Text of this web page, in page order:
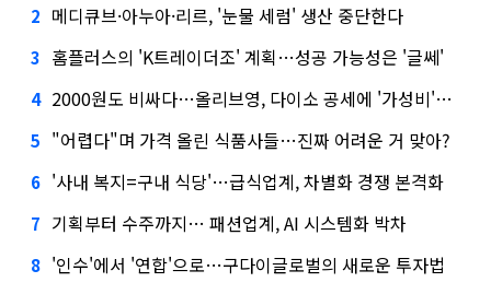
2 메디큐브·아누아·리르, '눈물 세럼' 생산 중단한다
3 홈플러스의 'K트레이더조' 계획…성공 가능성은 '글쎄'
4 2000원도 비싸다…올리브영, 다이소 공세에 '가성비'로 맞불
5 "어렵다"며 가격 올린 식품사들…진짜 어려운 거 맞아?
6 '사내 복지=구내 식당'…급식업계, 차별화 경쟁 본격화
7 기획부터 수주까지… 패션업계, AI 시스템화 박차
8 '인수'에서 '연합'으로…구다이글로벌의 새로운 투자법